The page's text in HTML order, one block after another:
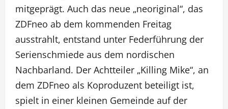
mitgeprägt. Auch das neue „neoriginal“, das
ZDFneo ab dem kommenden Freitag
ausstrahlt, entstand unter Federführung der
Serienschmiede aus dem nordischen
Nachbarland. Der Achtteiler „Killing Mike“, an
dem ZDFneo als Koproduzent beteiligt ist,
spielt in einer kleinen Gemeinde auf der